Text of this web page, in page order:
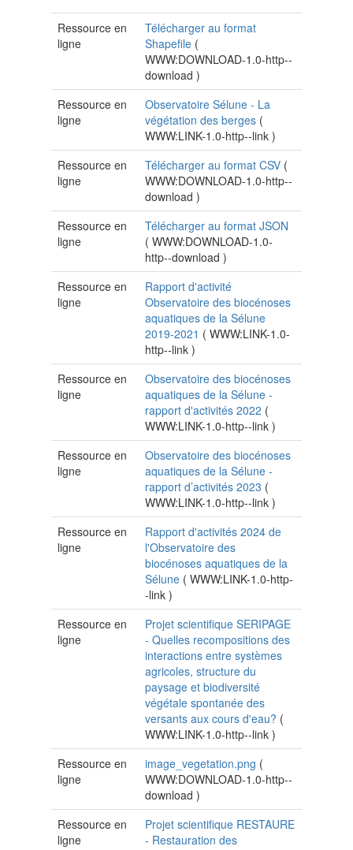
Ressource en
ligne
Télécharger au format
Shapefile (
WWW:DOWNLOAD-1.0-http--
download)
Ressource en
ligne
Observatoire Sélune - La
végétation des berges (
WWW:LINK-1.0-http--link)
Ressource en
ligne
Télécharger au format CSV (
WWW:DOWNLOAD-1.0-http--
download)
Ressource en
ligne
Télécharger au format JSON
(WWW:DOWNLOAD-1.0-
http--download)
Ressource en
ligne
Rapport d'activité
Observatoire des biocénoses
aquatiques de la Sélune
2019-2021 (WWW:LINK-1.0-
http--link)
Ressource en
ligne
Observatoire des biocénoses
aquatiques de la Sélune -
rapport d'activités 2022 (
WWW:LINK-1.0-http--link)
Ressource en
ligne
Observatoire des biocénoses
aquatiques de la Sélune -
rapport d’activités 2023 (
WWW:LINK-1.0-http--link)
Ressource en
ligne
Rapport d'activités 2024 de
l'Observatoire des
biocénoses aquatiques de la
Sélune (WWW:LINK-1.0-http-
-link)
Ressource en
ligne
Projet scientifique SERIPAGE
- Quelles recompositions des
interactions entre systèmes
agricoles, structure du
paysage et biodiversité
végétale spontanée des
versants aux cours d'eau? (
WWW:LINK-1.0-http--link)
Ressource en
ligne
image_vegetation.png (
WWW:DOWNLOAD-1.0-http--
download)
Ressource en
ligne
Projet scientifique RESTAURE
- Restauration des